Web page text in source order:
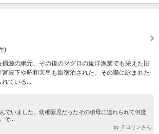
)
鯨の網元、その後のマグロの遠洋漁業でも栄えた旧
殿下や昭和天皇も御宿泊された。その際に詠まれた
れている...
でいました。幼稚園児だったその頃母に連れられて何度
そ...
by チロリンさん